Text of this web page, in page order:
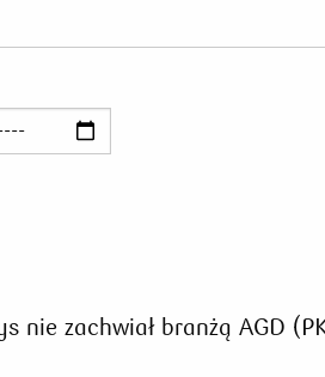
nie zachwiał branżą AGD